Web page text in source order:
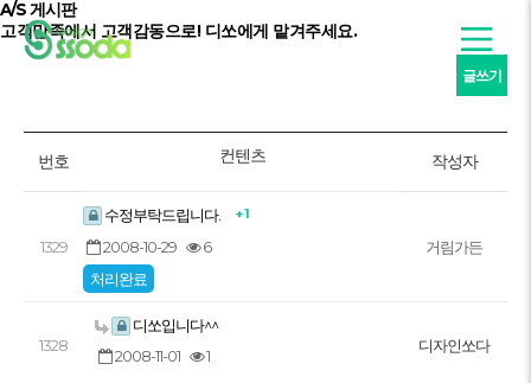
A/S 게시판
고객만족에서 고객감동으로! 디쏘에게 맡겨주세요.
글쓰기
번호 컨텐츠 작성자
1329
수정부탁드립니다. + 1
2008-10-29
6
처리완료
거림가든
1328
디쏘입니다^^
2008-11-01
1
디자인쏘다